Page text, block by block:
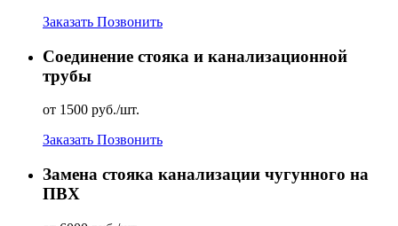
Заказать Позвонить
Соединение стояка и канализационной
трубы
от 1500 руб./шт.
Заказать Позвонить
Замена стояка канализации чугунного на
ПВХ